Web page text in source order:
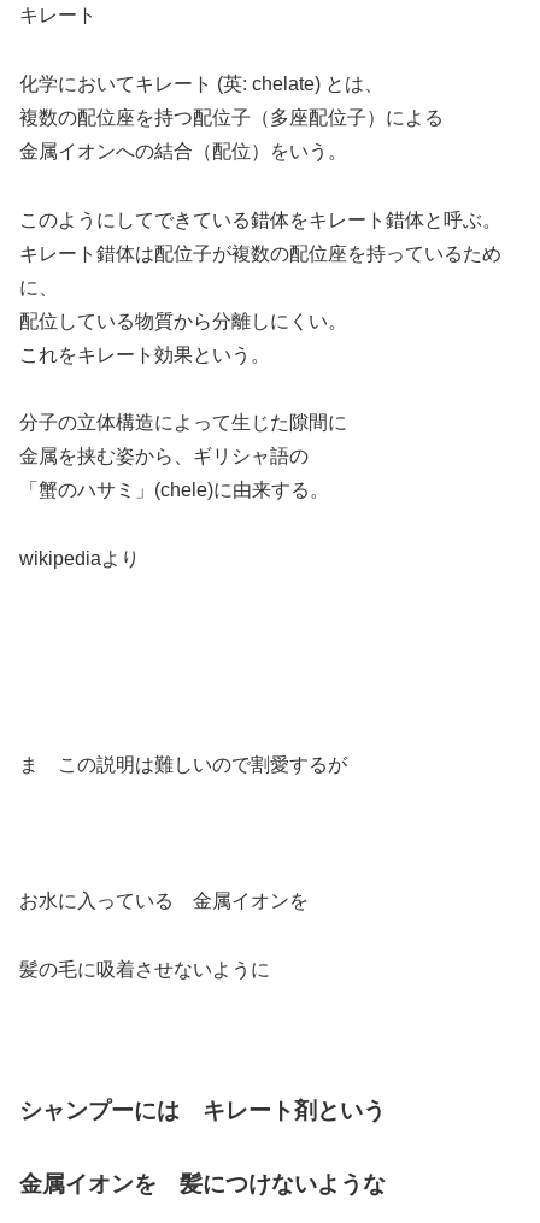
キレート
化学においてキレート (英: chelate) とは、
複数の配位座を持つ配位子（多座配位子）による
金属イオンへの結合（配位）をいう。
このようにしてできている錯体をキレート錯体と呼ぶ。
キレート錯体は配位子が複数の配位座を持っているため
に、
配位している物質から分離しにくい。
これをキレート効果という。
分子の立体構造によって生じた隙間に
金属を挟む姿から、ギリシャ語の
「蟹のハサミ」(chele)に由来する。
wikipediaより
ま この説明は難しいので割愛するが
お水に入っている 金属イオンを
髪の毛に吸着させないように
シャンプーには キレート剤という
金属イオンを 髪につけないような